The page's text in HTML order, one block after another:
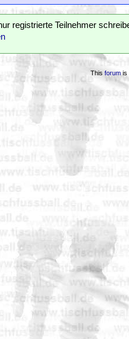
registrierte Teilnehmer
This forumis